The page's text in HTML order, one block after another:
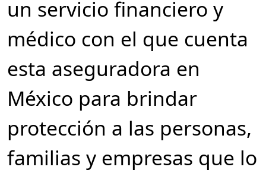
un servicio financiero y
médico con el que cuenta
esta aseguradora en
México para brindar
protección a las personas,
familias y empresas que lo